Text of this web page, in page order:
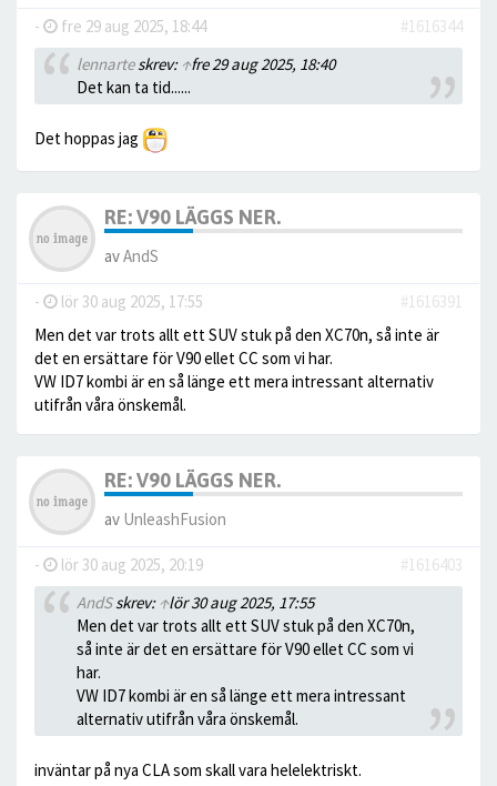
- fre 29 aug 2025, 18:44
#1616344
lennarteskrev: ↑fre 29 aug 2025, 18:40
Det kan ta tid......
Det hoppas jag
RE: V90 LÄGGS NER.
avAndS
- lör 30 aug 2025, 17:55
#1616391
Men det var trots allt ett SUV stuk på den XC70n, så inte är
det en ersättare för V90 ellet CC som vi har.
VW ID7 kombi är en så länge ett mera intressant alternativ
utifrån våra önskemål.
RE: V90 LÄGGS NER.
av UnleashFusion
- lör 30 aug 2025, 20:19
#1616403
AndSskrev: ↑lör 30 aug 2025, 17:55
Men det var trots allt ett SUV stuk på den XC70n,
så inte är det en ersättare för V90 ellet CC som vi
har.
VW ID7 kombi är en så länge ett mera intressant
alternativ utifrån våra önskemål.
inväntar på nya CLA som skall vara helelektriskt.